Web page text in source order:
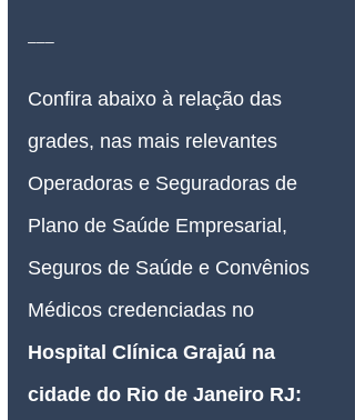
___
Confira abaixo à relação das
grades, nas mais relevantes
Operadoras e Seguradoras de
Plano de Saúde Empresarial,
Seguros de Saúde e Convênios
Médicos credenciadas no
Hospital Clínica Grajaú na
cidade do Rio de Janeiro RJ: